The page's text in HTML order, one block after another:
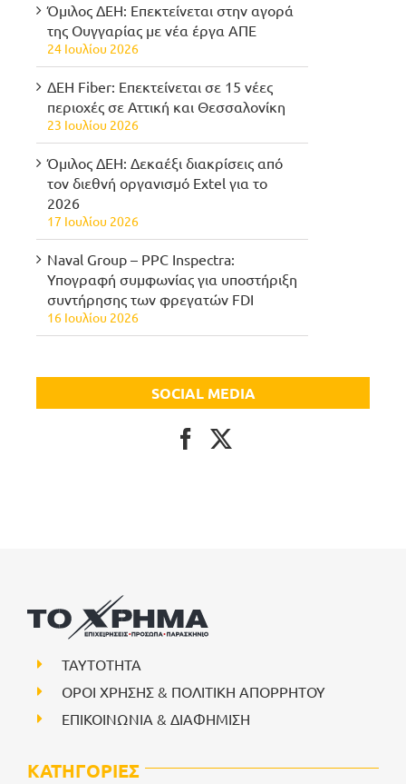
Όμιλος ΔΕΗ: Επεκτείνεται στην αγορά
της Ουγγαρίας με νέα έργα ΑΠΕ
24 Ιουλίου 2026
ΔΕΗ Fiber: Επεκτείνεται σε 15 νέες
περιοχές σε Αττική και Θεσσαλονίκη
23 Ιουλίου 2026
Όμιλος ΔΕΗ: Δεκαέξι διακρίσεις από
τον διεθνή οργανισμό Extel για το
2026
17 Ιουλίου 2026
Naval Group – PPC Inspectra:
Υπογραφή συμφωνίας για υποστήριξη
συντήρησης των φρεγατών FDI
16 Ιουλίου 2026
SOCIAL MEDIA
ΤΑΥΤΟΤΗΤΑ
ΟΡΟΙ ΧΡΗΣΗΣ & ΠΟΛΙΤΙΚΗ ΑΠΟΡΡΗΤΟΥ
ΕΠΙΚΟΙΝΩΝΙΑ & ΔΙΑΦΗΜΙΣΗ
ΚΑΤΗΓΟΡΙΕΣ